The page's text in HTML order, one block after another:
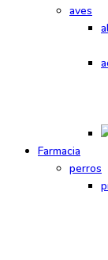
aves
Farmacia
perros